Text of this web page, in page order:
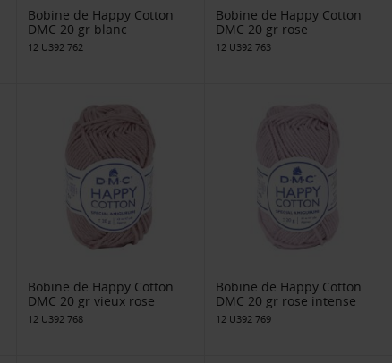
Bobine de Happy Cotton
DMC 20 gr blanc
12 U392 762
Bobine de Happy Cotton
DMC 20 gr rose
12 U392 763
Bobine de Happy Cotton
DMC 20 gr vieux rose
12 U392 768
Bobine de Happy Cotton
DMC 20 gr rose intense
12 U392 769